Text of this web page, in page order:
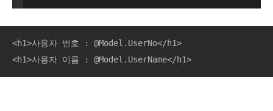
<h1>사용자 번호 : @Model.UserNo</h1>
<h1>사용자 이름 : @Model.UserName</h1>